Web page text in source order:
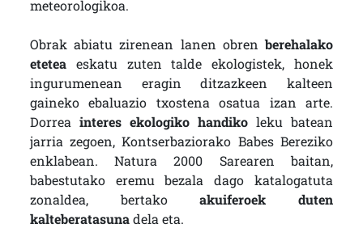
meteorologikoa.
Obrak abiatu zirenean lanen obren berehalako
eteteaeskatu zuten talde ekologistek, honek
ingurumenean eragin ditzazkeen kalteen
gaineko ebaluazio txostena osatua izan arte.
Dorrea interes ekologiko handiko leku batean
jarria zegoen, Kontserbaziorako Babes Bereziko
enklabean. Natura 2000 Sarearen baitan,
babestutako eremu bezala dago katalogatuta
zonaldea, bertakoakuiferoek duten
kalteberatasunadela eta.